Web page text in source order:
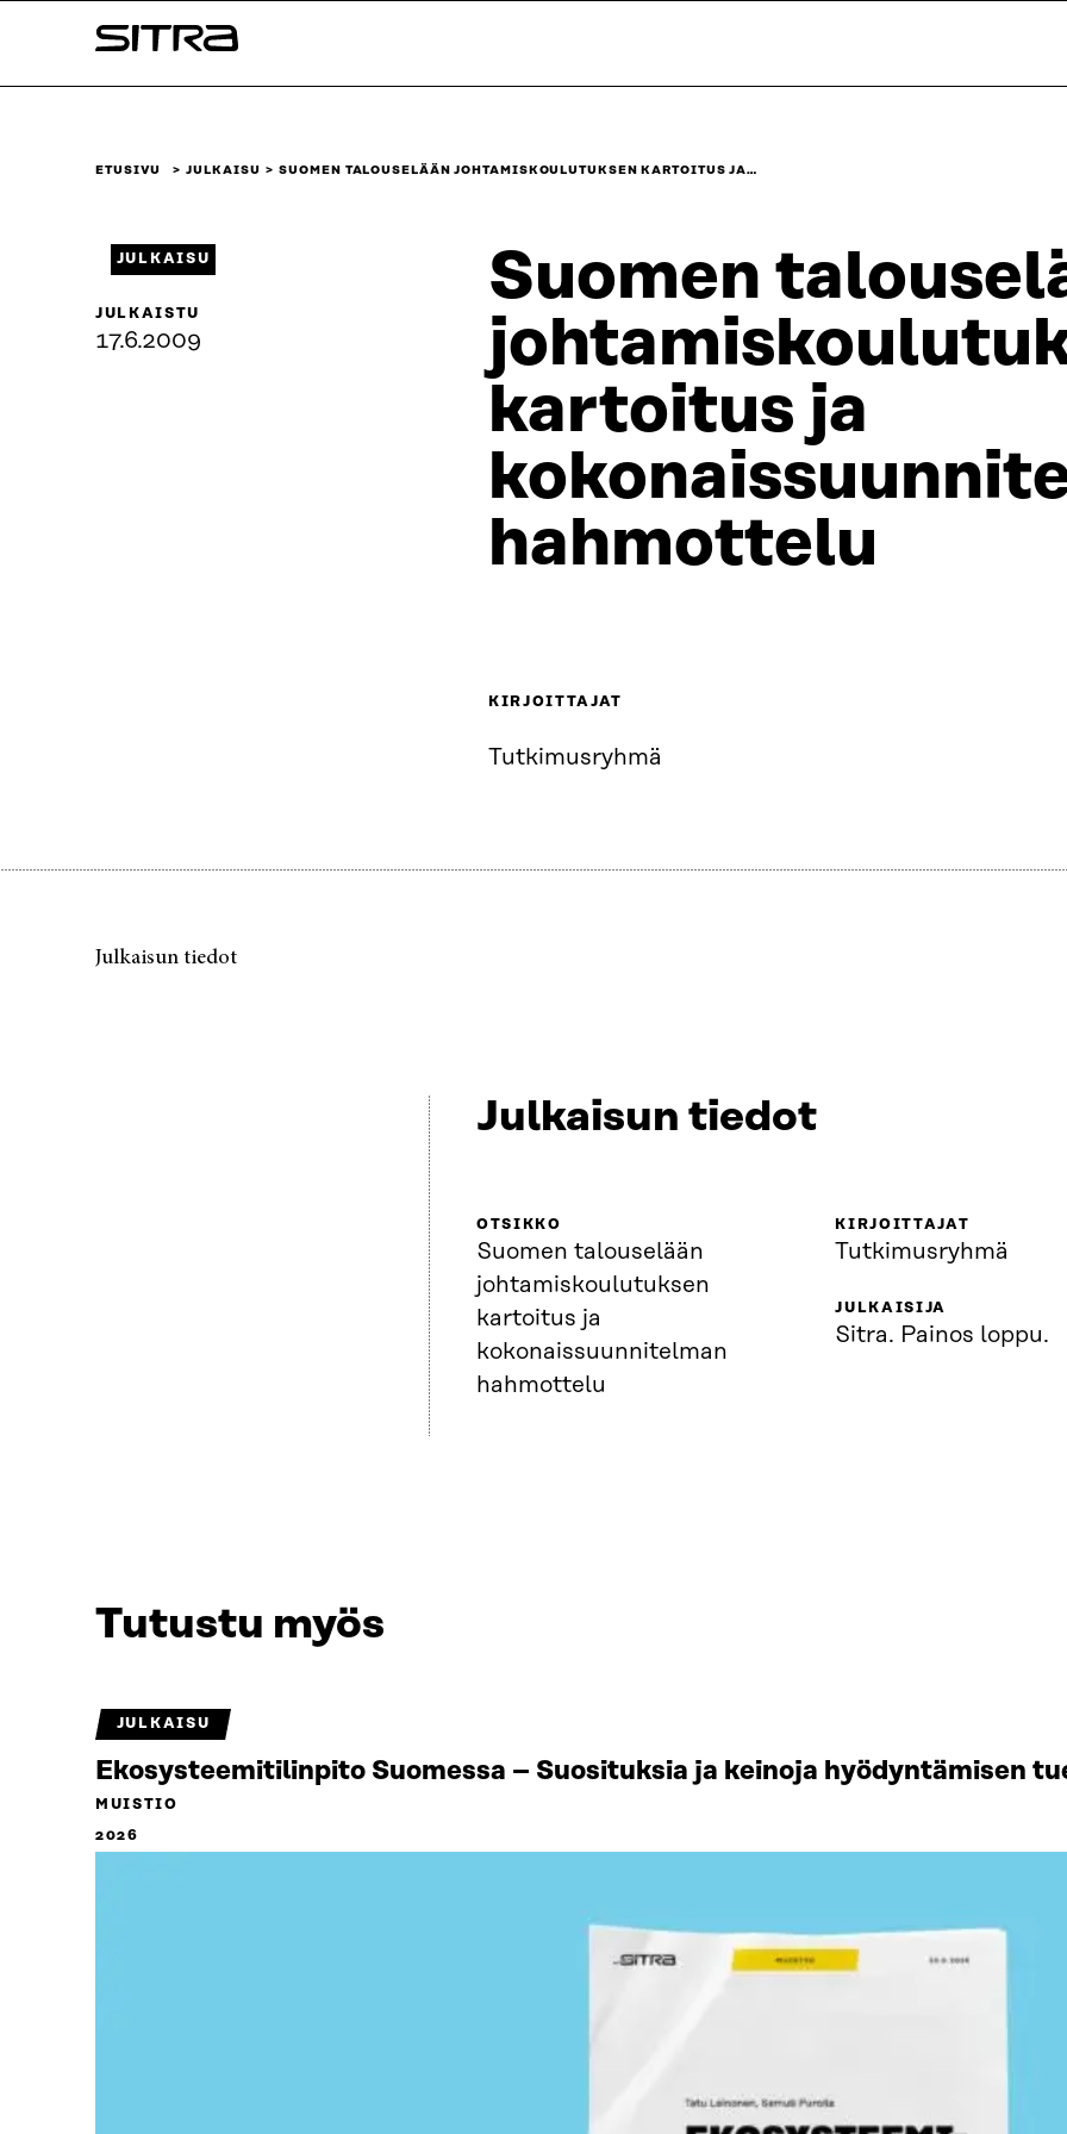
sisältöön
Sitra
ETUSIVU JULKAISU SUOMEN TALOUSELÄÄN JOHTAMISKOULUTUKSEN KARTOITUS JA…
Suomen
kartoitus ja
hahmottelu
JULKAISU
JULKAISTU
17.6.2009
KIRJOITTAJAT
Tutkimusryhmä
Julkaisun tiedot
Julkaisun tiedot
OTSIKKO
Suomen talouselään
johtamiskoulutuksen
kartoitus ja
kokonaissuunnitelman
hahmottelu
KIRJOITTAJAT
Tutkimusryhmä
JULKAISIJA
Sitra. Painos loppu.
Tutustu myös
JULKAISU
Ekosysteemitilinpito Suomessa – Suosituksia ja keinoja hyödyntämisen
MUISTIO
2026